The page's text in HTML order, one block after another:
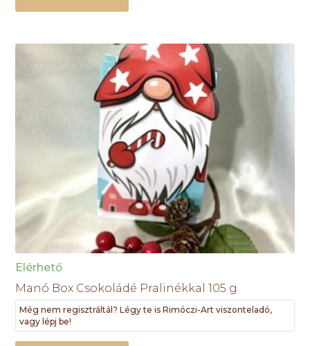
Elérhető
Manó Box Csokoládé Pralinékkal 105 g
Még nem regisztráltál? Légy te is Rimóczi-Art viszonteladó,
vagy lépj be!